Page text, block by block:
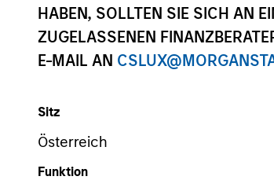
HABEN, SOLLTEN SIE SICH AN
ZUGELASSENEN
E-MAIL AN
Sitz
Österreich
Funktion